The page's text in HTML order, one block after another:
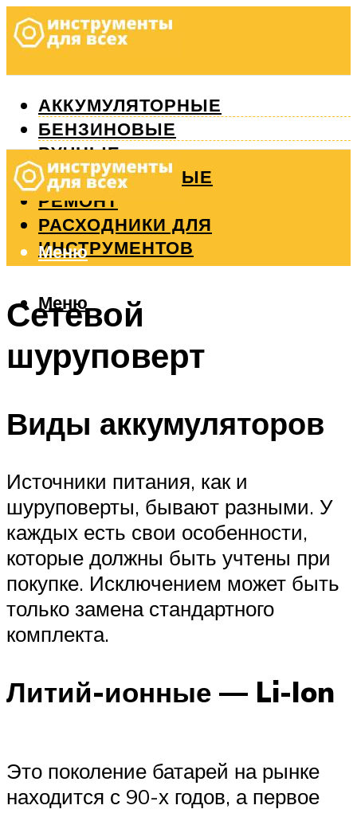
АККУМУЛЯТОРНЫЕ
БЕНЗИНОВЫЕ
РУЧНЫЕ
ИЗМЕРИТЕЛЬНЫЕ
РЕМОНТ
РАСХОДНИКИ ДЛЯ
ИНСТРУМЕНТОВ
Меню
Меню
Сетевой
шуруповерт
Виды аккумуляторов
Источники питания, как и
шуруповерты, бывают разными. У
каждых есть свои особенности,
которые должны быть учтены при
покупке. Исключением может быть
только замена стандартного
комплекта.
Литий-ионные — Li-Ion
Это поколение батарей на рынке
находится с 90-х годов, а первое